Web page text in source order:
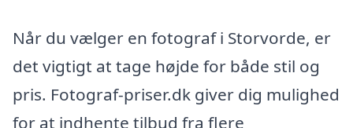
Når du vælger en fotograf i Storvorde, er
det vigtigt at tage højde for både stil og
pris. Fotograf-priser.dk giver dig mulighed
for at indhente tilbud fra flere